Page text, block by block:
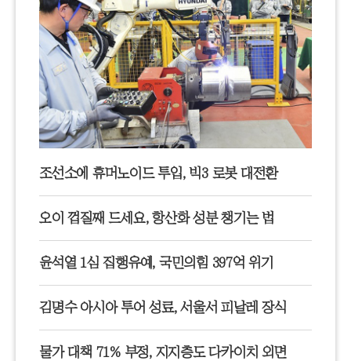
조선소에 휴머노이드 투입, 빅3 로봇 대전환
오이 껍질째 드세요, 항산화 성분 챙기는 법
윤석열 1심 집행유예, 국민의힘 397억 위기
김명수 아시아 투어 성료, 서울서 피날레 장식
물가 대책 71% 부정, 지지층도 다카이치 외면